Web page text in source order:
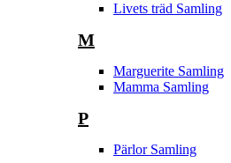
Livets träd Samling
M
Marguerite Samling
Mamma Samling
P
Pärlor Samling